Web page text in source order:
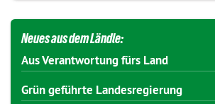
Neues aus dem Ländle:
Aus Verantwortung fürs Land
Grün geführte Landesregierung